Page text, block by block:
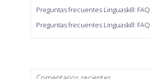
Preguntas frecuentes Linguaskill:
Preguntas frecuentes Linguaskill: